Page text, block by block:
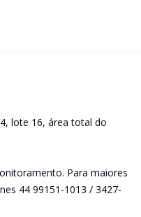
lote 16, área total do
Para maiores
44 99151-1013 / 3427-